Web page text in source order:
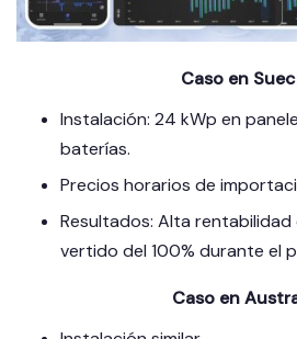
Caso en
Instalación: 24 kWp en
baterías.
Precios horarios de
Resultados: Alta
vertido del 100% durante el
Caso en